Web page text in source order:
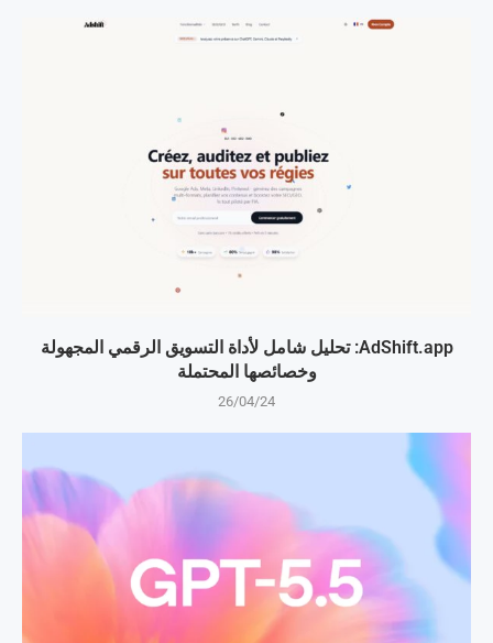
AdShift.app: تحليل شامل لأداة التسويق الرقمي المجهولة
وخصائصها المحتملة
26/04/24